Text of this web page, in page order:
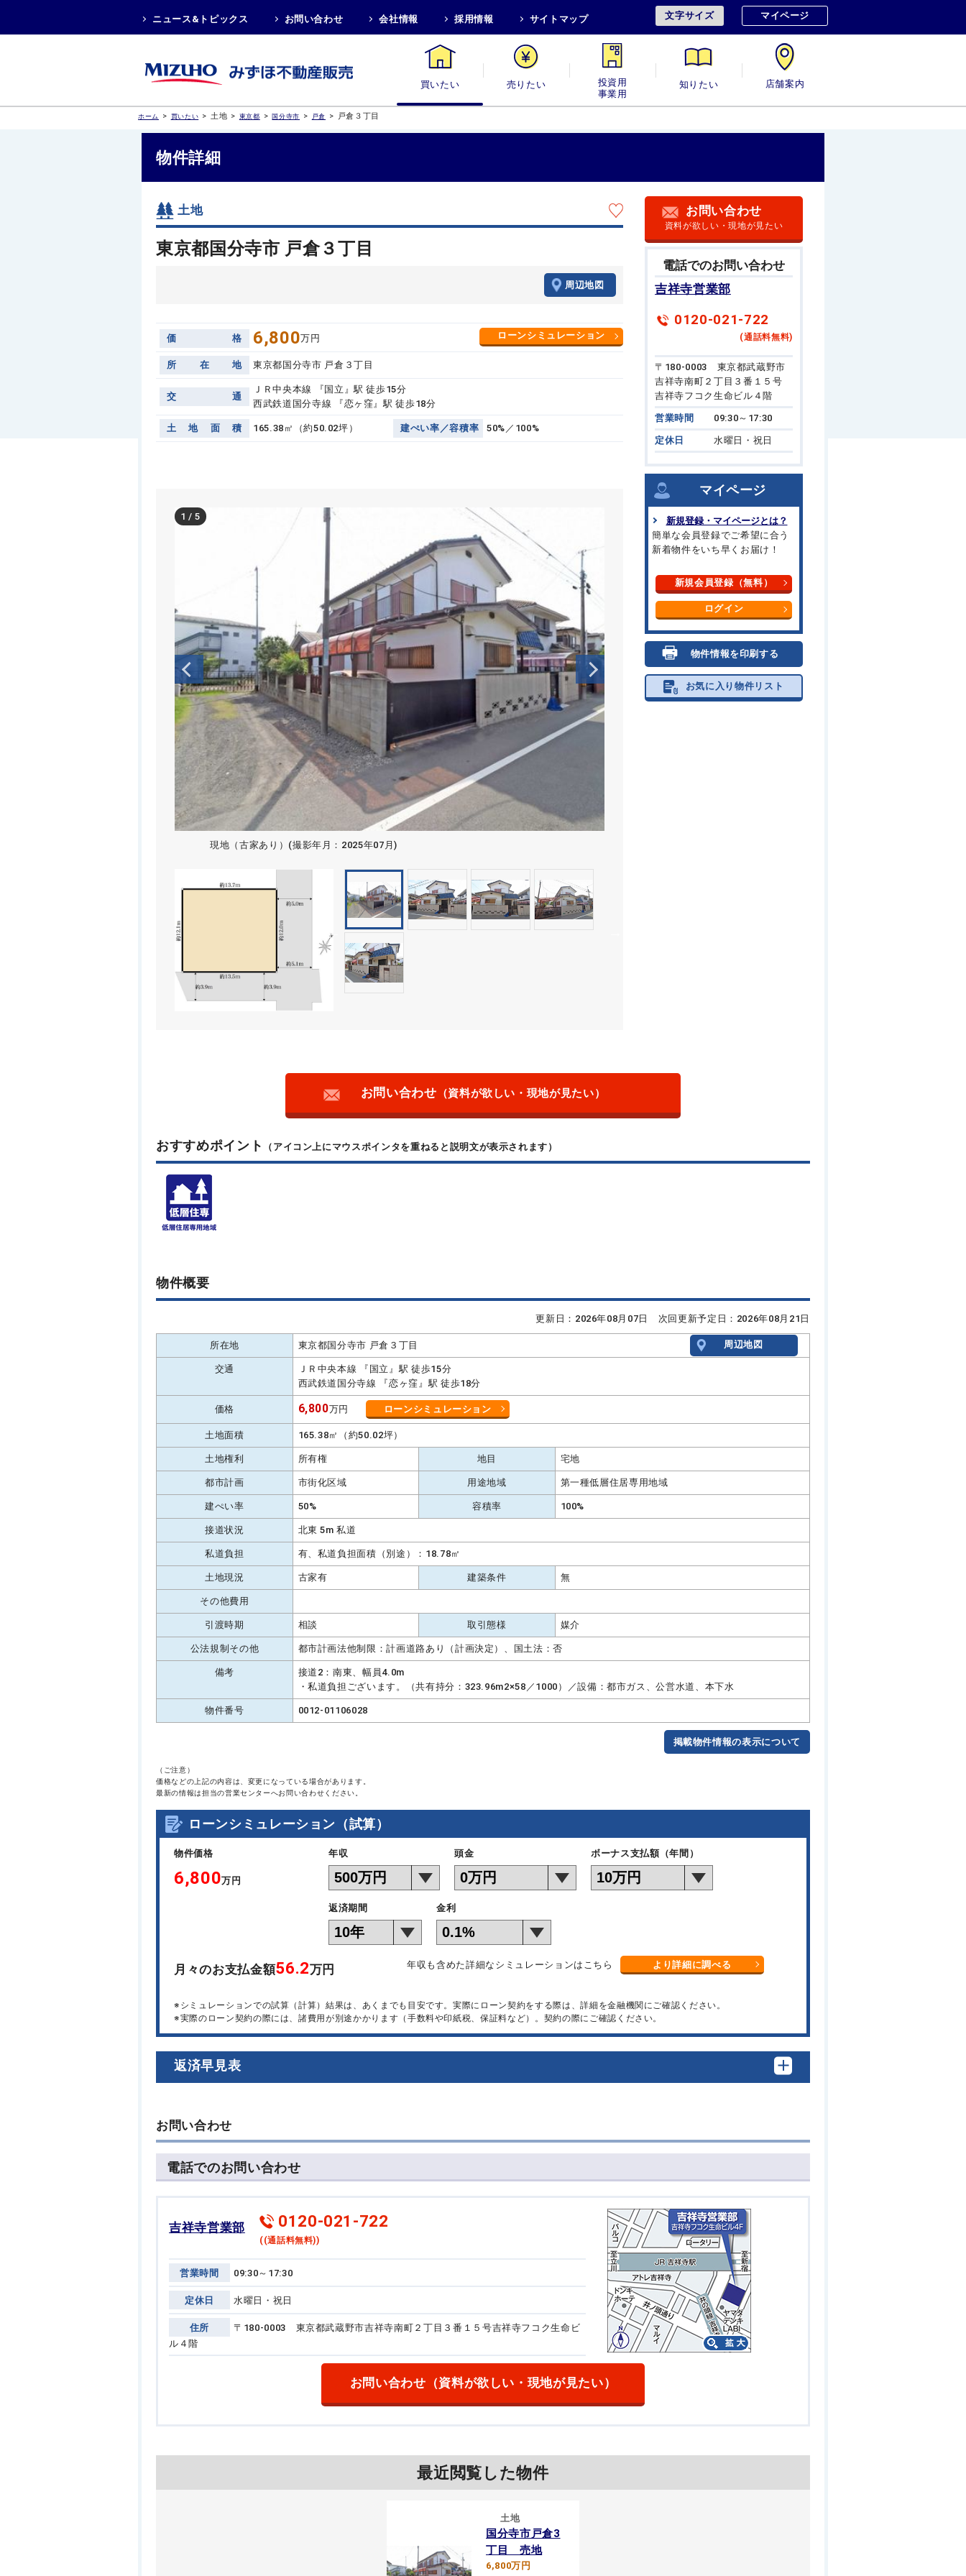
ニュース&トピックス お問い合わせ 会社情報 採用情報 サイトマップ 文字サイズ マイページ
買いたい 売りたい 投資用・事業用 知りたい 店舗案内
ホーム > 買いたい > 土地 > 東京都 > 国分寺市 > 戸倉 > 戸倉３丁目
物件詳細
土地
東京都国分寺市 戸倉３丁目
周辺地図
価 格 6,800万円 ローンシミュレーション
所 在 地 東京都国分寺市 戸倉３丁目
交 通
ＪＲ中央本線 『国立』駅 徒歩15分
西武鉄道国分寺線 『恋ヶ窪』駅 徒歩18分
土 地 面 積 165.38㎡（約50.02坪） 建ぺい率 ／容積率 50%／100%
現地（古家あり）(撮影年月：2025年07月)
1 /5
お問い合わせ
資料が欲しい・現地が見たい
電話でのお問い合わせ
吉祥寺営業部
0120-021-722
(通話料無料)
〒180-0003 東京都武蔵野市
吉祥寺南町２丁目３番１５号
吉祥寺フコク生命ビル４階
営業時間 09:30～17:30
定休日 水曜日・祝日
マイページ
新規登録・マイページとは？
簡単な会員登録でご希望に合う
新着物件をいち早くお届け！
新規会員登録（無料）
ログイン
物件情報を印刷する
お気に入り物件リスト
お問い合わせ （資料が欲しい・現地が見たい）
おすすめポイント （アイコン上にマウスポインタを重ねると説明文が表示されます）
物件概要
更新日：2026年08月07日 次回更新予定日：2026年08月21日
所在地 東京都国分寺市 戸倉３丁目 周辺地図
交通
ＪＲ中央本線 『国立』駅 徒歩15分
西武鉄道国分寺線 『恋ヶ窪』駅 徒歩18分
価格 6,800万円 ローンシミュレーション
土地面積 165.38㎡（約50.02坪）
土地権利 所有権 地目 宅地
都市計画 市街化区域 用途地域 第一種低層住居専用地域
建ぺい率 50% 容積率 100%
接道状況 北東 5m 私道
私道負担 有、私道負担面積（別途）：18.78㎡
土地現況 古家有 建築条件 無
その他費用
引渡時期 相談 取引態様 媒介
公法規制その他 都市計画法他制限：計画道路あり（計画決定）、国土法：否
備考
接道2：南東、幅員4.0m
・私道負担ございます。（共有持分：323.96m2×58／1000）／設備：都市ガス、公営水道、本下水
物件番号 0012-01106028
掲載物件情報の表示について
（ご注意）
価格などの上記の内容は、変更になっている場合があります。
最新の情報は担当の営業センターへお問い合わせください。
ローンシミュレーション（試算）
物件価格
6,800万円
年収 頭金 ボーナス支払額（年間）
返済期間 金利
月々のお支払金額56.2万円 年収も含めた詳細なシミュレーションはこちら より詳細に調べる
※シミュレーションでの試算（計算）結果は、あくまでも目安です。実際にローン契約をする際は、詳細を金融機関にご確認ください。
※実際のローン契約の際には、諸費用が別途かかります（手数料や印紙税、保証料など）。契約の際にご確認ください。
返済早見表
お問い合わせ
電話でのお問い合わせ
吉祥寺営業部 0120-021-722
((通話料無料))
営業時間 09:30～17:30
定休日 水曜日・祝日
住所 〒180-0003 東京都武蔵野市吉祥寺南町２丁目３番１５号吉祥寺フコク生命ビ
ル４階
お問い合わせ （資料が欲しい・現地が見たい）
最近閲覧した物件
土地
国分寺市戸倉3
丁目 売地
6,800万円